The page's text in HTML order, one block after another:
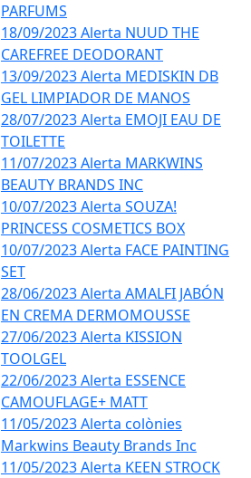
PARFUMS
18/09/2023 Alerta NUUD THE
CAREFREE DEODORANT
13/09/2023 Alerta MEDISKIN DB
GEL LIMPIADOR DE MANOS
28/07/2023 Alerta EMOJI EAU DE
TOILETTE
11/07/2023 Alerta MARKWINS
BEAUTY BRANDS INC
10/07/2023 Alerta SOUZA!
PRINCESS COSMETICS BOX
10/07/2023 Alerta FACE PAINTING
SET
28/06/2023 Alerta AMALFI JABÓN
EN CREMA DERMOMOUSSE
27/06/2023 Alerta KISSION
TOOLGEL
22/06/2023 Alerta ESSENCE
CAMOUFLAGE+ MATT
11/05/2023 Alerta colònies
Markwins Beauty Brands Inc
11/05/2023 Alerta KEEN STROCK